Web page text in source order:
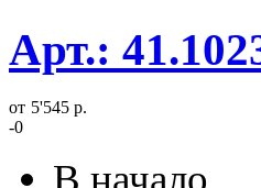
Арт.:
от 5'545 р.
-0
В начало